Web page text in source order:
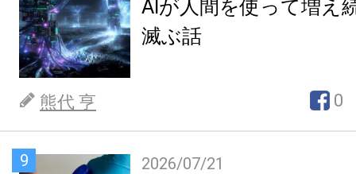
AIが人間を使って増え
滅ぶ話
熊代 亨 0
9 2026/07/21